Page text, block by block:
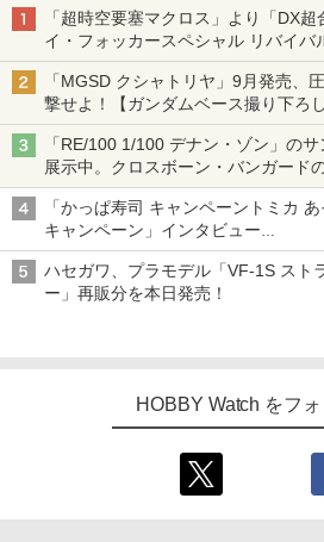
「超時空要塞マクロス」より「DX
イ・フォッカースペシャル リバイバ
「MGSD クシャトリヤ」9月発売、
撃せよ！【ガンダムベース撮り下ろし
「RE/100 1/100 デナン・ゾン」の
展示中。クロスボーン・バンガード
【ガンダムベース撮り下ろし】
「かっぱ寿司 キャンペーントミカ
キャンペーン」インタビュー
子どもが楽しめるかっぱ寿司ならで
追求
ハセガワ、プラモデル「VF-1S スト
ー」再販分を本日発売！
HOBBY Watch をフ